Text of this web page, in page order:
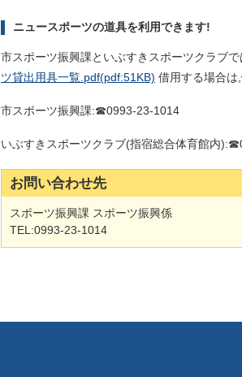
ニュースポーツの道具を利用できます!
市スポーツ振興課といぶすきスポーツクラブ
ツ貸出用具一覧.pdf(pdf:51KB) 借用する場合は,
市スポーツ振興課:☎0993-23-1014
いぶすきスポーツクラブ(指宿総合体育館内):
お問い合わせ先
スポーツ振興課 スポーツ振興係
TEL:0993-23-1014